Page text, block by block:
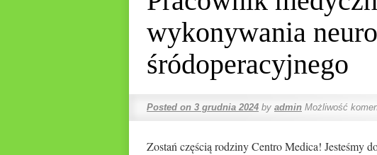
wykonywania
śródoperacyjnego
Posted on 3 grudnia 2024 by admin Możliwość
Zostań częścią rodziny Centro Medica! Jesteśmy